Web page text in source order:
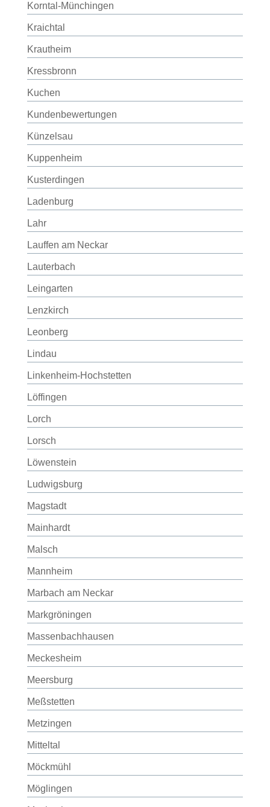
Korntal-Münchingen
Kraichtal
Krautheim
Kressbronn
Kuchen
Kundenbewertungen
Künzelsau
Kuppenheim
Kusterdingen
Ladenburg
Lahr
Lauffen am Neckar
Lauterbach
Leingarten
Lenzkirch
Leonberg
Lindau
Linkenheim-Hochstetten
Löffingen
Lorch
Lorsch
Löwenstein
Ludwigsburg
Magstadt
Mainhardt
Malsch
Mannheim
Marbach am Neckar
Markgröningen
Massenbachhausen
Meckesheim
Meersburg
Meßstetten
Metzingen
Mitteltal
Möckmühl
Möglingen